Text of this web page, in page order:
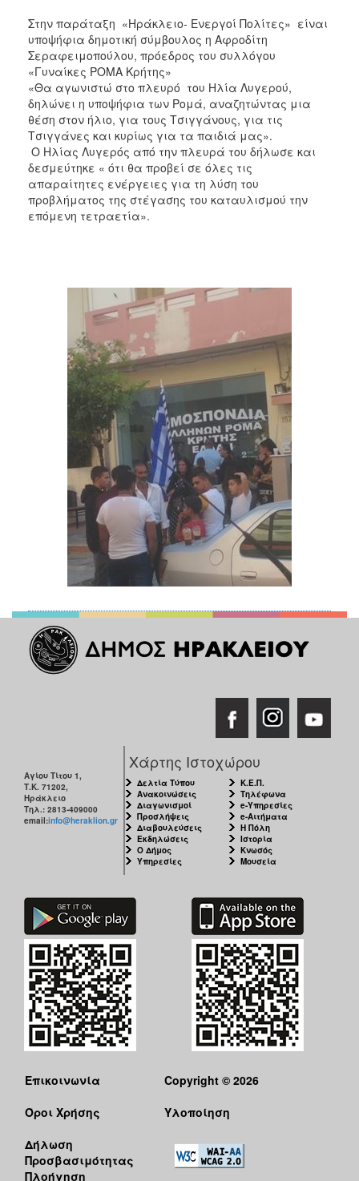
Στην παράταξη «Ηράκλειο- Ενεργοί Πολίτες» είναι
υποψήφια δημοτική σύμβουλος η Αφροδίτη
Σεραφειμοπούλου, πρόεδρος του συλλόγου
«Γυναίκες ΡΟΜΑ Κρήτης»
«Θα αγωνιστώ στο πλευρό του Ηλία Λυγερού,
δηλώνει η υποψήφια των Ρομά, αναζητώντας μια
θέση στον ήλιο, για τους Τσιγγάνους, για τις
Τσιγγάνες και κυρίως για τα παιδιά μας».
Ο Ηλίας Λυγερός από την πλευρά του δήλωσε και
δεσμεύτηκε « ότι θα προβεί σε όλες τις
απαραίτητες ενέργειες για τη λύση του
προβλήματος της στέγασης του καταυλισμού την
επόμενη τετραετία».
Αγίου Τίτου 1,
Τ.Κ. 71202,
Ηράκλειο
Τηλ.: 2813-409000
email:info@heraklion.gr
Χάρτης Ιστοχώρου
Δελτία Τύπου
Ανακοινώσεις
Διαγωνισμοί
Προσλήψεις
Διαβουλεύσεις
Εκδηλώσεις
Ο Δήμος
Υπηρεσίες
Κ.Ε.Π.
Τηλέφωνα
e-Υπηρεσίες
e-Αιτήματα
Η Πόλη
Ιστορία
Κνωσός
Μουσεία
Επικοινωνία
Όροι Χρήσης
Δήλωση
Προσβασιμότητας
Πλοήγηση
Copyright © 2026
Υλοποίηση